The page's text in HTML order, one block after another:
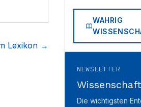
Lexikon →
WAHRIG
NEWSLETTER
Die wichtigsten